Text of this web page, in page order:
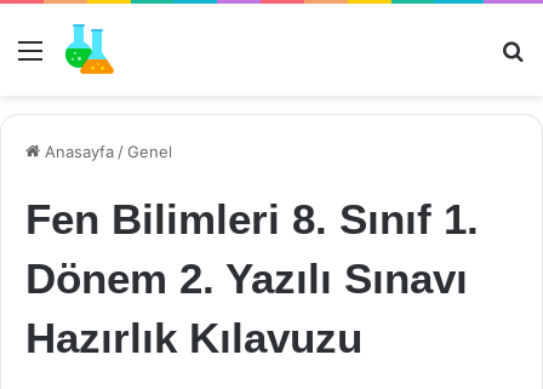
Menü
Anasayfa /Genel
Fen Bilimleri 8. Sınıf 1.
Dönem 2. Yazılı Sınavı
Hazırlık Kılavuzu